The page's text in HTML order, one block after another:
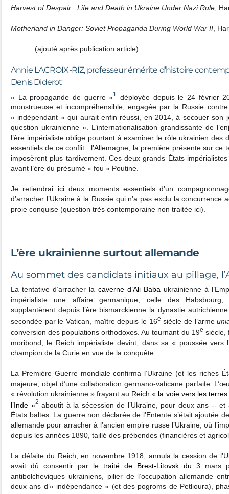
Harvest of Despair : Life and Death in Ukraine Under Nazi Rule ,
Motherland in Danger: Soviet Propaganda During World War II ,
(ajouté après publication article)
Annie LACROIX-RIZ, professeur émérite d’histoire
Denis Diderot
« La propagande de guerre »1déployée depuis le 24 février
monstrueuse et incompréhensible, engagée par la Russie
« indépendant » qui aurait enfin réussi, en 2014, à secouer son
question ukrainienne ». L’internationalisation grandissante de
l’ère impérialiste oblige pourtant à examiner le rôle ukrainien des
essentiels de ce conflit : l’Allemagne, la première présente sur ce
imposèrent plus tardivement. Ces deux grands États
avant l’ère du présumé « fou » Poutine.
Je retiendrai ici deux moments essentiels d’un
d’arracher l’Ukraine à la Russie qui n’a pas exclu la concurrence
proie conquise (question très contemporaine non traitée ici).
L’ère ukrainienne surtout allemande
Au sommet des candidats initiaux au pillage,
La tentative d’arracher la caverne d’Ali Babaukrainienne à
impérialiste une affaire germanique, celle des
supplantèrent depuis l’ère bismarckienne la dynastie
secondée par le Vatican, maître depuis le 16e siècle de l’arme
conversion des populations orthodoxes. Au tournant du 19e siècle,
moribond, le Reich impérialiste devint, dans sa « poussée vers
champion de la Curie en vue de la conquête.
La Première Guerre mondiale confirma l’Ukraine (et les riches
majeure, objet d’une collaboration germano-vaticane parfaite.
« révolution ukrainienne » frayant au Reich « la voie vers les
l’Inde »2aboutit à la sécession de l’Ukraine, pour deux ans ‑‑
États baltes. La guerre non déclarée de l’Entente s’était ajoutée
allemande pour arracher à l’ancien empire russe l’Ukraine, où
depuis les années 1890, taillé des prébendes (financières et
La défaite du Reich, en novembre 1918, annula la cession de
avait dû consentir par le traité de Brest-Litovsk du 3 mars
antibolcheviques ukrainiens, pilier de l’occupation allemande
deux ans d’« indépendance » (et des pogroms de Petlioura),